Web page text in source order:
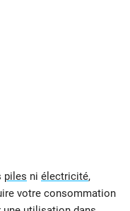
piles ni électricité,
votre consommation